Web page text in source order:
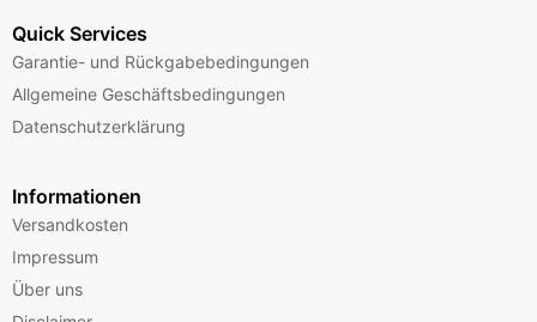
Quick Services
Garantie- und Rückgabebedingungen
Allgemeine Geschäftsbedingungen
Datenschutzerklärung
Informationen
Versandkosten
Impressum
Über uns